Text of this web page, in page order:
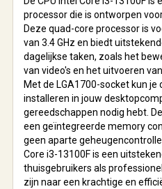
processor die is ontworpen
Deze quad-core processor is
van 3.4 GHz en biedt
dagelijkse taken, zoals het
van video's en het uitvoeren
Met de LGA1700-socket kun je
installeren in jouw
gereedschappen nodig hebt.
een geïntegreerde memory
geen aparte
Core i3-13100F is een
thuisgebruikers als
zijn naar een krachtige en